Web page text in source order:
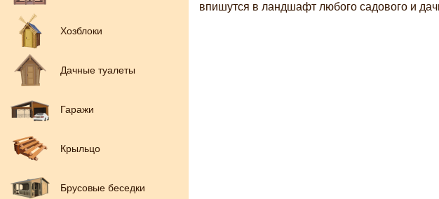
Хозблоки
Дачные туалеты
Гаражи
Крыльцо
Брусовые беседки
впишутся в ландшафт любого садового и